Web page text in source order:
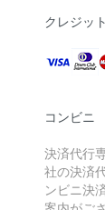
クレジット
コンビニ
決済代行
社の決済
ンビニ決